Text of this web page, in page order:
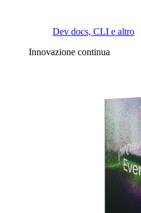
Dev docs, CLI e altro
Innovazione continua